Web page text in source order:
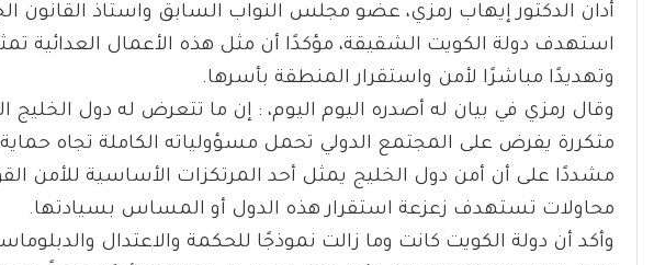
أدان الدكتور إيهاب رمزي، عضو مجلس النواب السابق واستاذ القانون
استهدف دولة الكويت الشقيقة، مؤكدًا أن مثل هذه الأعمال العدائية
وتهديدًا مباشرًا لأمن واستقرار المنطقة بأسرها.
وقال رمزي في بيان له أصدره اليوم اليوم، : إن ما تتعرض له دول الخليج
متكررة يفرض على المجتمع الدولي تحمل مسؤولياته الكاملة تجاه حماية
مشددًا على أن أمن دول الخليج يمثل أحد المرتكزات الأساسية للأمن
محاولات تستهدف زعزعة استقرار هذه الدول أو المساس بسيادتها.
وأكد أن دولة الكويت كانت وما زالت نموذجًا للحكمة والاعتدال